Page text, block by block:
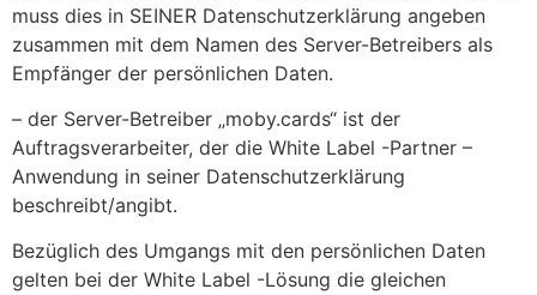
muss dies in SEINER Datenschutzerklärung angeben
zusammen mit dem Namen des Server-Betreibers als
Empfänger der persönlichen Daten.
– der Server-Betreiber „moby.cards“ ist der
Auftragsverarbeiter, der die White Label -Partner –
Anwendung in seiner Datenschutzerklärung
beschreibt/angibt.
Bezüglich des Umgangs mit den persönlichen Daten
gelten bei der White Label -Lösung die gleichen